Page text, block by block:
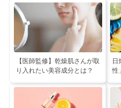
【医師監修】乾燥肌さんが取
り入れたい美容成分とは？
日
性